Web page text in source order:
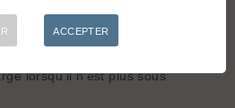
comme ca a ekosport, si tu
faut acheter en magasin et pas
lorsqu'il n'est plus sous
ACCEPTER